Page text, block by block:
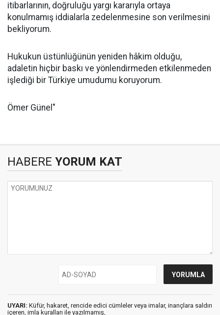
itibarlarının, doğruluğu yargı kararıyla ortaya
konulmamış iddialarla zedelenmesine son verilmesini
bekliyorum.
Hukukun üstünlüğünün yeniden hâkim olduğu,
adaletin hiçbir baskı ve yönlendirmeden etkilenmeden
işlediği bir Türkiye umudumu koruyorum.
Ömer Günel"
HABERE YORUM KAT
UYARI: Küfür, hakaret, rencide edici cümleler veya imalar, inançlara saldırı
içeren, imla kuralları ile yazılmamış,